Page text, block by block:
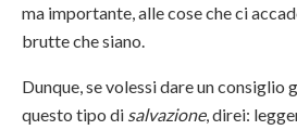
ma importante, alle cose che ci
brutte che siano.
Dunque, se volessi dare un consiglio
questo tipo di salvazione, direi: